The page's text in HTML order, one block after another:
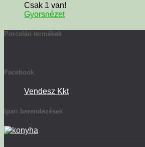
Csak 1 van!
Gyorsnézet
Porcelán termékek
Facebook
Vendesz Kkt
Ipari berendezések